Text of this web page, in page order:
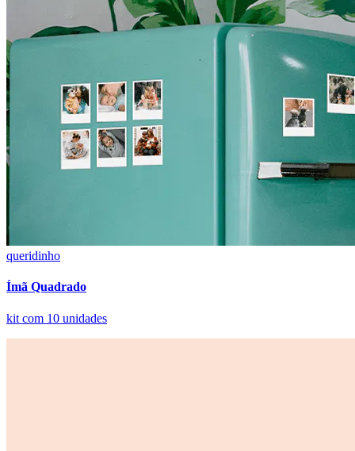
queridinho
Ímã Quadrado
kit com 10 unidades